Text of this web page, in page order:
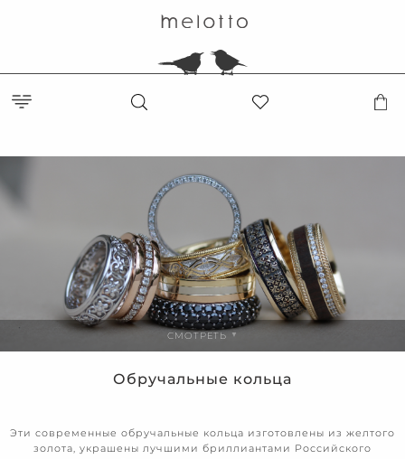
СМОТРЕТЬ ▼
Обручальные кольца
Эти современные обручальные кольца изготовлены из желтого
золота, украшены лучшими бриллиантами Российского